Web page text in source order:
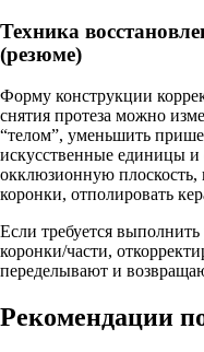
Техника
(резюме)
Форму конструкции
снятия протеза можно
“телом”, уменьшить
искусственные единицы и
окклюзионную
коронки, отполировать
Если требуется
коронки/части,
переделывают и
Рекомендации